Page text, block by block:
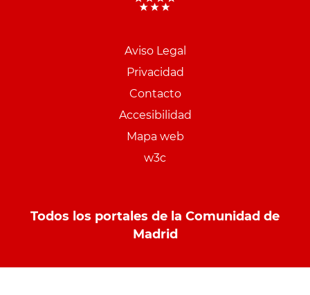
Aviso Legal
Privacidad
Contacto
Accesibilidad
Mapa web
w3c
Todos los portales de la Comunidad de
Madrid